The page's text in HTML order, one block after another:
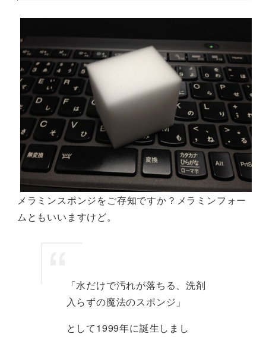
メラミンスポンジをご存知ですか？メラミンフォー
ムともいいますけど。
「水だけで汚れが落ちる、洗剤
入らずの魔法のスポンジ」
として1999年に誕生しまし